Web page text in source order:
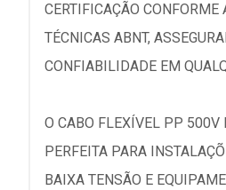
CERTIFICAÇÃO CONFORME
TÉCNICAS ABNT,
CONFIABILIDADE EM
O CABO FLEXÍVEL PP 500V
PERFEITA PARA
BAIXA TENSÃO E